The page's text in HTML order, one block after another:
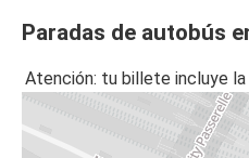
Paradas de autobús
Atención: tu billete incluye